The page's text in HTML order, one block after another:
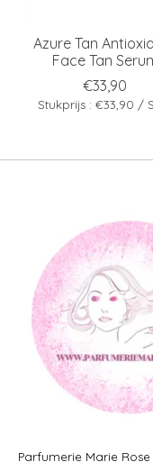
Azure Tan
Face Tan
€33,90
Stukprijs : €33,90 /
Parfumerie Marie Rose